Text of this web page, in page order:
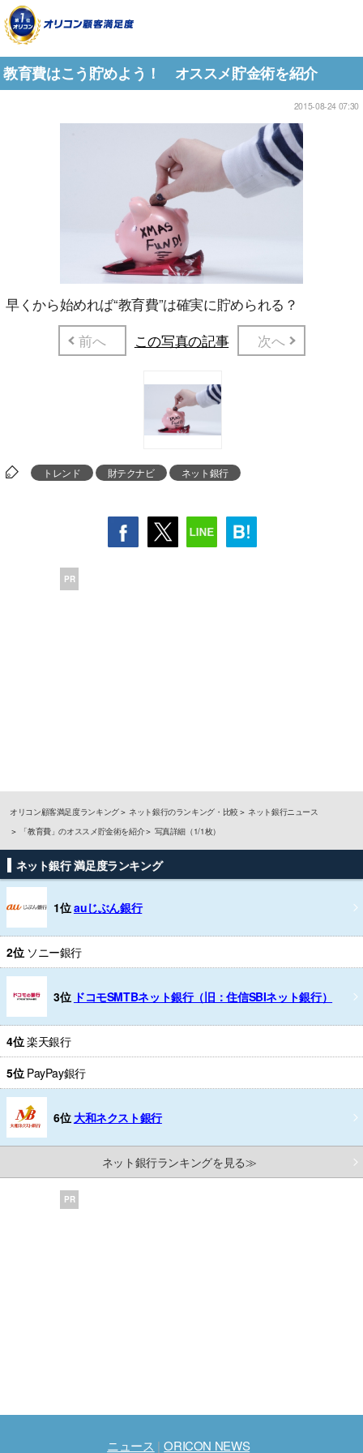
教育費はこう貯めよう！ オススメ貯金術を紹介
2015-08-24 07:30
早くから始めれば“教育費”は確実に貯められる？
前へ
この写真の記事 次へ
トレンド 財テクナビ ネット銀行
PR
オリコン顧客満足度ランキング ネット銀行のランキング・比較
ネット銀行ニュース
「教育費」のオススメ貯金術を紹介
写真詳細（1/1枚）
ネット銀行 満足度ランキング
1位auじぶん銀行
2位 ソニー銀行
3位 ドコモSMTBネット銀行（旧：住信SBIネット銀行）
4位楽天銀行
5位 PayPay銀行
6位 大和ネクスト銀行
ネット銀行ランキングを見る≫
PR
ニュース ORICON NEWS